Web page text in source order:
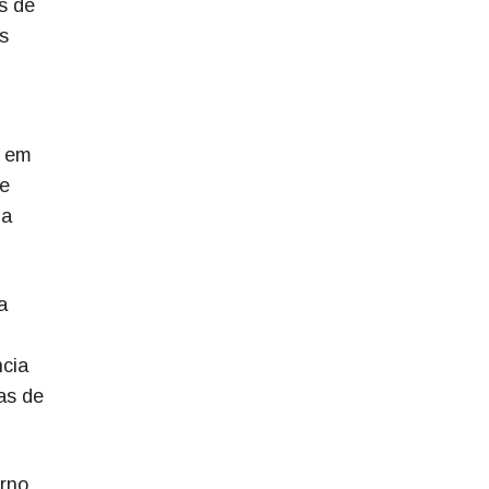
de
de